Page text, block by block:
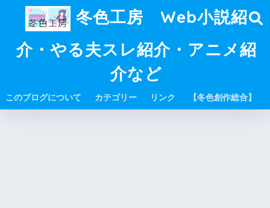
冬色工房 Web小説紹
介・やる夫スレ紹介・アニメ紹
介など
このブログについて カテゴリー リンク 【冬色創作総合】